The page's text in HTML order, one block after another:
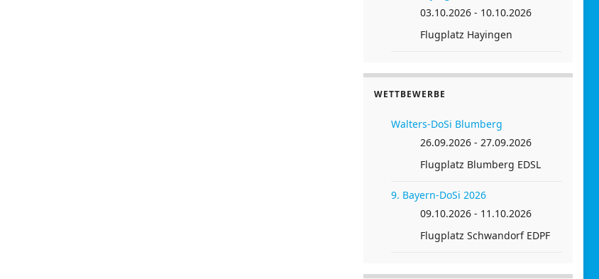
03.10.2026 - 10.10.2026
Flugplatz Hayingen
WETTBEWERBE
Walters-DoSi Blumberg
26.09.2026 - 27.09.2026
Flugplatz Blumberg EDSL
9. Bayern-DoSi 2026
09.10.2026 - 11.10.2026
Flugplatz Schwandorf EDPF